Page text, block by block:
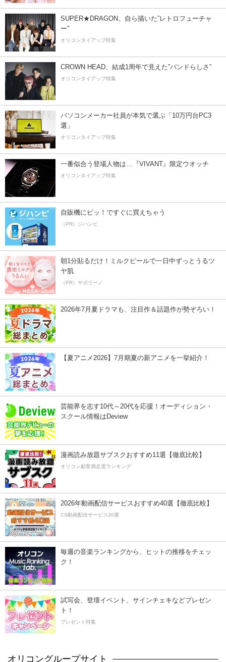
SUPER★DRAGON、自ら描いた”レトロフューチャ
ー”
オリコンタイアップ特集
CROWN HEAD、結成1周年で見えた”バンドらしさ”
オリコンタイアップ特集
パソコンメーカー社員が本気で選ぶ「10万円台PC3
選」
オリコンタイアップ特集
一番似合う登場人物は…『VIVANT』限定ウオッチ
オリコンタイアップ特集
自販機にピッ！ですぐに買えちゃう
（PR）ジハンピ
朝1分貼るだけ！ミルクピールで一日中ずっとうるツ
ヤ肌
（PR）サボリーノ
2026年7月夏ドラマも、注目作＆話題作が勢ぞろい！
【夏アニメ2026】7月期夏の新アニメを一挙紹介！
芸能界を志す10代～20代を応援！オーディション・
スクール情報はDeview
漫画読み放題サブスクおすすめ11選【徹底比較】
オリコン顧客満足度ランキング
2026年動画配信サービスおすすめ40選【徹底比較】
CS動画配信サービス20選
毎週の音楽ランキングから、ヒットの推移をチェッ
ク！
試写会、登壇イベント、サインチェキなどプレゼン
ト！
プレゼント特集
オリコングループサイト